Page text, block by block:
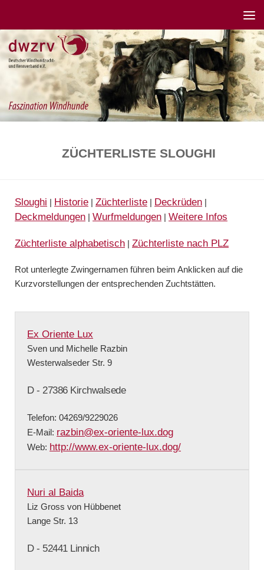
ZÜCHTERLISTE SLOUGHI
Sloughi | Historie | Züchterliste | Deckrüden |
Deckmeldungen | Wurfmeldungen | Weitere Infos
Züchterliste alphabetisch | Züchterliste nach PLZ
Rot unterlegte Zwingernamen führen beim Anklicken auf die
Kurzvorstellungen der entsprechenden Zuchtstätten.
Ex Oriente Lux
Sven und Michelle Razbin
Westerwalseder Str. 9
D - 27386 Kirchwalsede
Telefon: 04269/9229026
E-Mail: razbin@ex-oriente-lux.dog
Web: http://www.ex-oriente-lux.dog/
Nuri al Baida
Liz Gross von Hübbenet
Lange Str. 13
D - 52441 Linnich